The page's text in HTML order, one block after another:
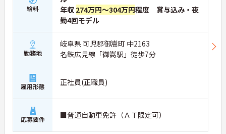
給料
年収 274万円～304万円程度 賞与込み・夜
勤4回モデル
勤務地
岐阜県 可児郡御嵩町 中2163
名鉄広見線「御嵩駅」徒歩7分
雇用形態 正社員(正職員)
応募要件 ■普通自動車免許（ＡＴ限定可）